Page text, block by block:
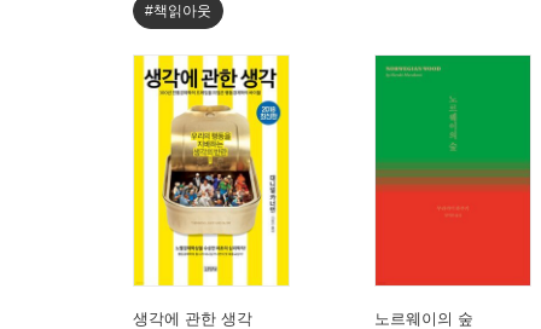
#책읽아웃
생각에 관한 생각 노르웨이의 숲